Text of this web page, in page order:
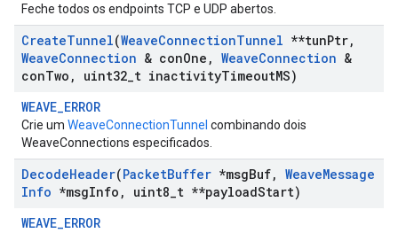
Feche todos os endpoints TCP e UDP abertos.
CreateTunnel(WeaveConnectionTunnel **tunPtr,
WeaveConnection & conOne , WeaveConnection &
conTwo , uint32 t inactivityTimeoutMS)
WEAVE_ERROR
Crie um WeaveConnectionTunnel combinando dois
WeaveConnections especificados.
DecodeHeader(PacketBuffer *msgBuf, WeaveMessage
Info *msgInfo , uint8 t **payloadStart)
WEAVE_ERROR